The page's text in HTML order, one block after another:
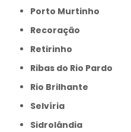
Porto Murtinho
Recoração
Retirinho
Ribas do Rio Pardo
Rio Brilhante
Selvíria
Sidrolândia